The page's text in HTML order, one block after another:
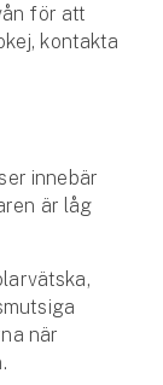
för att
kontakta
innebär
är låg
när